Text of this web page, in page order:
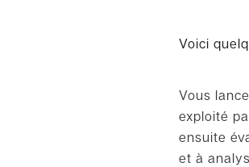
Voici
Vous
exploité
ensuite
et à